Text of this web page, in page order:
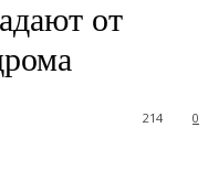
от
0
214